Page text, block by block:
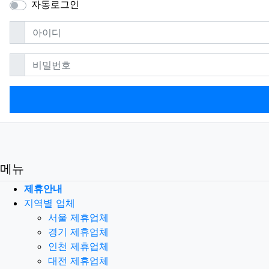
자동로그인
아이디필수
비밀번호필수
메뉴
제휴안내
지역별 업체
서울 제휴업체
경기 제휴업체
인천 제휴업체
대전 제휴업체